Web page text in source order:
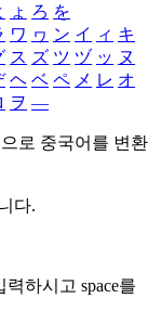
ょ ろ を
ワ ヮ ン イ ィ キ
ス ズ ツ ヅ ッ ヌ
ヘ ベ ペ メ レ オ
ヲ ―
로 중국어를 변환
다.
력하시고 space를